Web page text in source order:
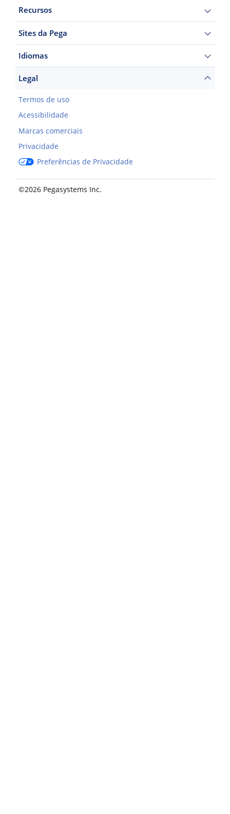
Recursos
Sites da Pega
Idiomas
Legal
Termos de uso
Acessibilidade
Marcas comerciais
Privacidade
Preferências de Privacidade
©2026 Pegasystems Inc.